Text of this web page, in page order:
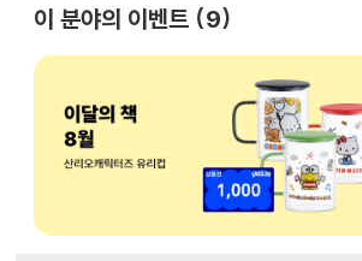
이 분야의 이벤트 9